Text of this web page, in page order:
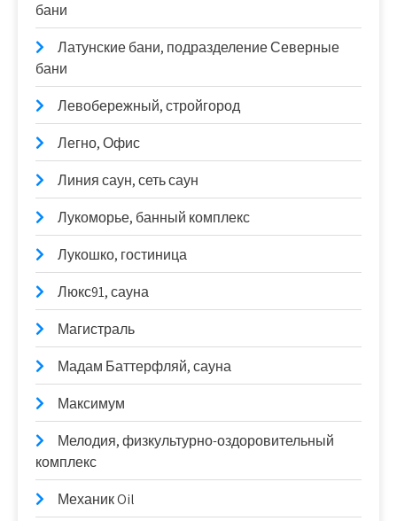
бани
Латунские бани, подразделение Северные
бани
Левобережный, стройгород
Легно, Офис
Линия саун, сеть саун
Лукоморье, банный комплекс
Лукошко, гостиница
Люкс91, сауна
Магистраль
Мадам Баттерфляй, сауна
Максимум
Мелодия, физкультурно-оздоровительный
комплекс
Механик Oil